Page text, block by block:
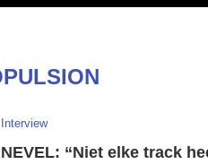
Interview
NEVEL: “Niet elke track